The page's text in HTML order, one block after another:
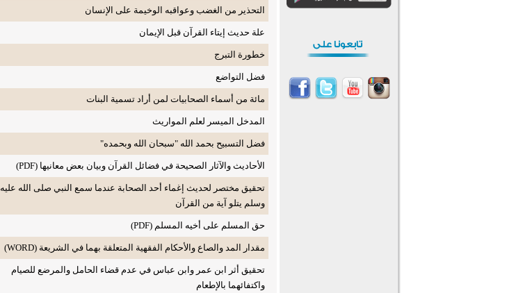
التحذير من الغضب وعواقبه الوخيمة على الإنسان
علة حديث إيتاء القرآن قبل الإيمان
خطورة التبرج
فضل التواضع
مائة من أسماء الصحابيات لمن أراد تسمية البنات
المدخل الميسر لعلم المواريث
فضل التسبيح بحمد الله "سبحان الله وبحمده"
الأحاديث والآثار الصحيحة في فضائل القرآن وبيان بعض معانيها (PDF)
تحقيق مختصر لحديث إغماء أحد الصحابة عندما سمع النبي صلى الله عليه
وسلم يتلو آية من القرآن
حق المسلم على أخيه المسلم (PDF)
مقدار المد والصاع والأحكام الفقهية المتعلقة بهما في الشريعة (WORD)
تحقيق أثر ابن عمر وابن عباس في عدم قضاء الحامل والمرضع للصيام
واكتفائهما بالإطعام
اختتام الدورة التاسعة لمسابقة حفظ
القيم وبناء الشخصية للشباب
المسلمين
أكثر من 400 طالب يشاركون في
مسابقة المعلومات الإسلامية